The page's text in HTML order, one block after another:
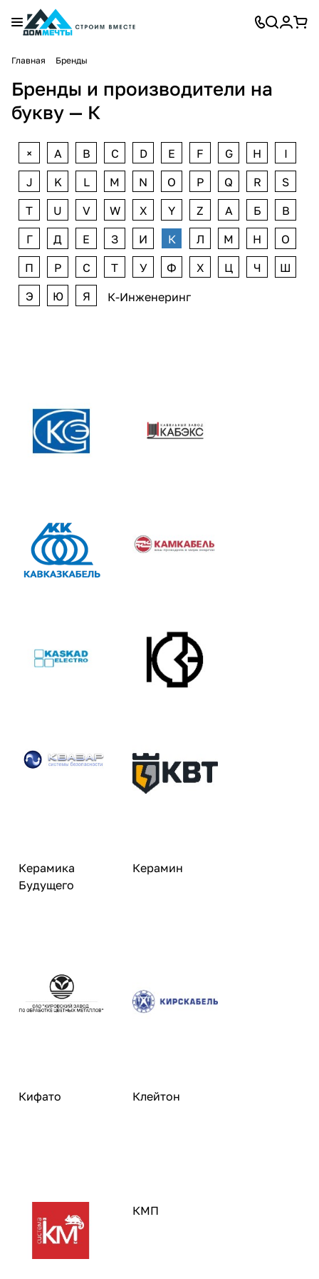
Главная Бренды
Бренды и производители на
букву — К
+ A B C D E F G H
I
J
K L M N O P Q R
S
T
U V W X Y Z А Б
В
Г
Д Е З И К Л М Н
О
П
Р С Т У Ф Х Ц Ч
Ш
Э
Ю Я К-Инженеринг
Керамика
Будущего
Керамин
Кифато Клейтон
КМП